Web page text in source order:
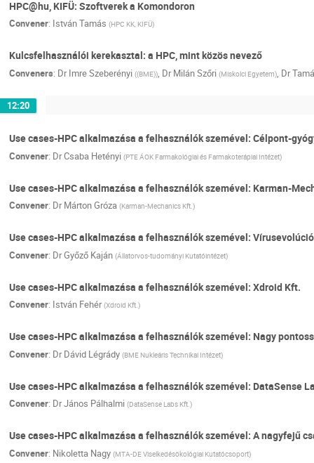
HPC@hu, KIFÜ: Szoftverek a Komondoron
Convener: István Tamás (HPC KK, KIFÜ)
Kulcsfelhasználói kerekasztal: a HPC, mint közös nevező
Conveners: Dr Imre Szeberényi ((BME)), Dr Milán Szőri (Miskolci Egyetem), Dr
12:20
Use cases-HPC alkalmazása a felhasználók szemével: Célpont-
Convener: DrCsaba Hetényi (PTE ÁOK Farmakológiai és Farmakoterápiai Intézet)
Use cases-HPC alkalmazása a felhasználók szemével: Karman-
Convener: Dr Márton Gróza (Karman-Mechanics Kft.)
Use cases-HPC alkalmazása a felhasználók szemével:
Convener: DrGyőző Kaján (Állatorvos-tudományi Kutatóintézet)
Use cases-HPC alkalmazása a felhasználók szemével: Xdroid Kft.
Convener: István Fehér (Xdroid Kft.)
Use cases-HPC alkalmazása a felhasználók szemével: Nagy
Convener: Dr Dávid Légrády (BME Nukleáris Technikai Intézet)
Use cases-HPC alkalmazása a felhasználók szemével: DataSense
Convener: DrJános Pálhalmi (DataSense Labs Kft.)
Use cases-HPC alkalmazása a felhasználók szemével: A nagyfejű
Convener: Nikoletta Nagy (MTA-DE Viselkedésökológiai Kutatócsoport)